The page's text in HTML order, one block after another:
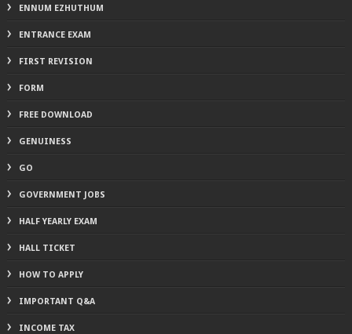
ENNUM EZHUTHUM
ENTRANCE EXAM
FIRST REVISION
FORM
FREE DOWNLOAD
GENUINESS
GO
GOVERNMENT JOBS
HALF YEARLY EXAM
HALL TICKET
HOW TO APPLY
IMPORTANT Q&A
INCOME TAX